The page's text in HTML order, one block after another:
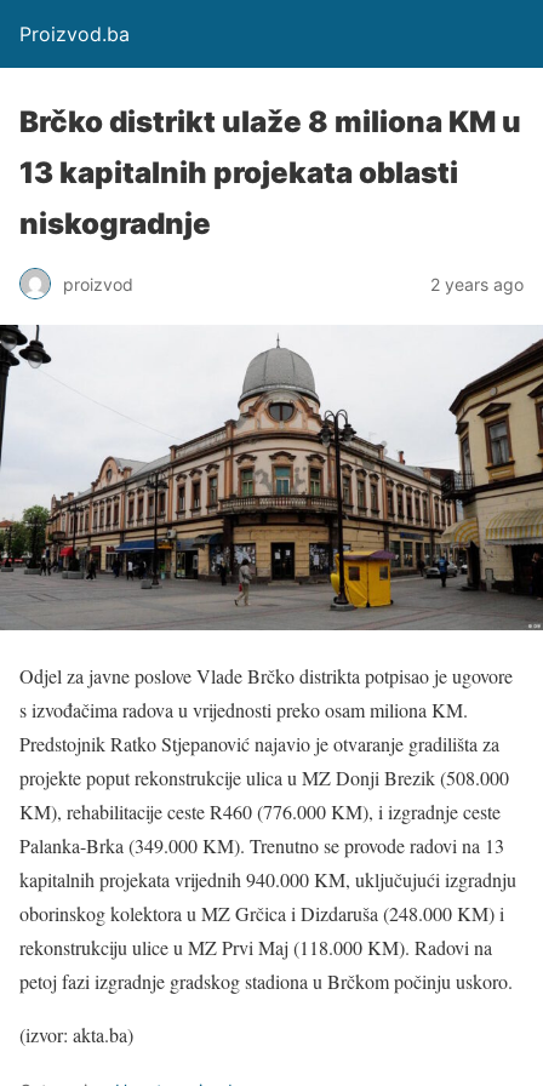
Proizvod.ba
Brčko distrikt ulaže 8 miliona KM u
13 kapitalnih projekata oblasti
niskogradnje
proizvod 2 years ago
Odjel za javne poslove Vlade Brčko distrikta potpisao je ugovore
s izvođačima radova u vrijednosti preko osam miliona KM.
Predstojnik Ratko Stjepanović najavio je otvaranje gradilišta za
projekte poput rekonstrukcije ulica u MZ Donji Brezik (508.000
KM), rehabilitacije ceste R460 (776.000 KM), i izgradnje ceste
Palanka-Brka (349.000 KM). Trenutno se provode radovi na 13
kapitalnih projekata vrijednih 940.000 KM, uključujući izgradnju
oborinskog kolektora u MZ Grčica i Dizdaruša (248.000 KM) i
rekonstrukciju ulice u MZ Prvi Maj (118.000 KM). Radovi na
petoj fazi izgradnje gradskog stadiona u Brčkom počinju uskoro.
(izvor: akta.ba)